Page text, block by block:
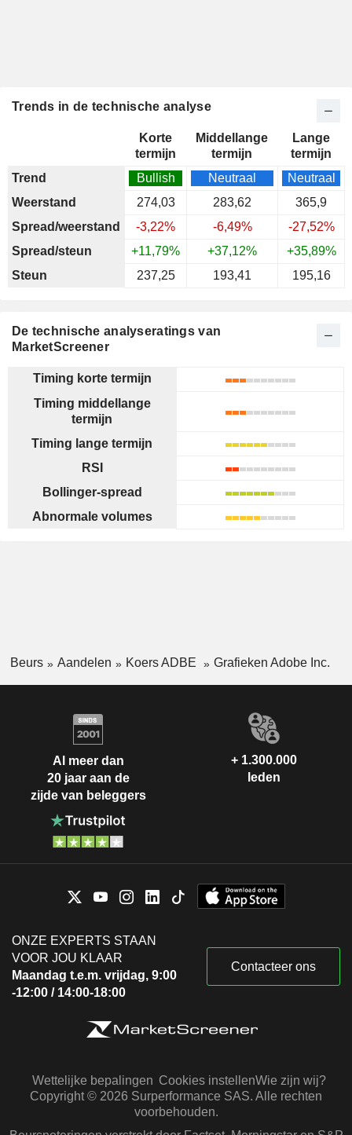
Trends in de technische analyse
Korte
termijn
Middellange
termijn
Lange
termijn
Trend
Bullish Neutraal
Neutraal
Weerstand
274,03 283,62
365,9
Spread/weerstand
-3,22% -6,49%
-27,52%
Spread/steun
+11,79% +37,12%
+35,89%
Steun
237,25 193,41 195,16
De technische analyseratings van
MarketScreener
Timing korte termijn
Timing middellange
termijn
Timing lange termijn
RSI
Bollinger-spread
Abnormale volumes
Beurs Aandelen Koers ADBE Grafieken Adobe Inc.
Al meer dan
20 jaar aan de
zijde van beleggers
+ 1.300.000
leden
ONZE EXPERTS STAAN
VOOR JOU KLAAR
Maandag t.e.m. vrijdag, 9:00
-12:00 / 14:00-18:00
Contacteer ons
Wettelijke bepalingen Cookies instellenWie zijn wij?
Copyright © 2026 Surperformance SAS. Alle rechten
voorbehouden.